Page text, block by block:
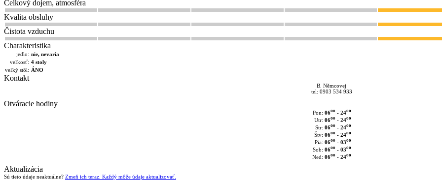
Celkový dojem, atmosféra
Kvalita obsluhy
Čistota vzduchu
Charakteristika
jedlo: nie, nevaria
veľkosť: 4 stoly
veľký stôl: ÁNO
Kontakt
B. Němcovej
tel: 0903 534 933
Otváracie hodiny
Pon: 06oo- 24oo
Utr: 06oo- 24oo
Str: 06oo- 24oo
Štv: 06oo- 24oo
Pia: 06oo- 03oo
Sob: 06oo- 03oo
Ned: 06oo- 24oo
Aktualizácia
Sú tieto údaje neaktuálne? Zmeň ich teraz. Každý môže údaje aktualizovať.